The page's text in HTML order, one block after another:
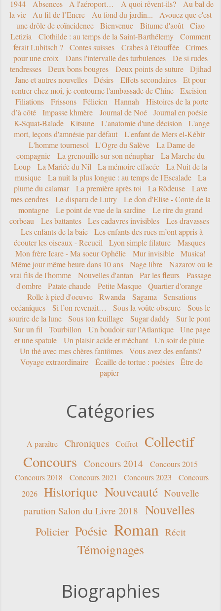
1944 Absences A l'aéroport… A quoi rêvent-ils?
Au bal de
la vie
Au fil de l’Encre Au fond du jardin...
Avouez que c'est
une drôle de coïncidence
Bienvenue Bitume d'août
Ciao
Letizia
Clothilde : au temps de la Saint-Barthélemy
Comment
ferait Lubitsch ?
Contes suisses Crabes à l'étouffée
Crimes
pour une croix
Dans l'intervalle des turbulences
De si rudes
tendresses
Deux bons bougres Deux points de suture
Djihad
Jane et autres nouvelles
Désirs Effets secondaires
Et pour
rentrer chez moi, je contourne l'ambassade de Chine
Excision
Filiations
Frissons Félicien Hannah
Histoires de la porte
d’à côté
Impasse khmère Journal de Noé
Journal en poésie
K-Squat-Balade
Kitsune L'anatomie d'une décision
L'ange
mort, leçons d'amnésie par défaut
L'enfant de Mers el-Kébir
L'homme tournesol
L'Ogre du Salève
La Dame de
compagnie
La grenouille sur son nénuphar
La Marche du
Loup
La Mariée du Nil La mémoire effacée
La Nuit de la
musique
La nuit la plus longue : au temps de l'Escalade
La
plume du calamar
La première après toi La Rôdeuse
Lave
mes cendres
Le disparu de Lutry
Le don d'Elise - Conte de la
montagne
Le point de vue de la sardine
Le rire du grand
corbeau
Les battantes Les cadavres invisibles
Les dravasses
Les enfants de la baie
Les enfants des rues m’ont appris à
écouter les oiseaux - Recueil
Lyon simple filature
Masques
Mon frère Icare - Ma soeur Ophélie
Mur invisible
Musica!
Même jour même heure dans 10 ans
Nage libre
Nazarov ou le
vrai fils de l'homme
Nouvelles d'antan Par les fleurs
Passage
d'ombre
Patate chaude Petite Masque
Quartier d'orange
Rolle à pied d'oeuvre
Rwanda Sagama
Sensations
océaniques
Si l’on revenait… Sous la voûte obscure
Sous le
sourire de la lune
Sous ton feuillage Sugar daddy
Sur le pont
Sur un fil
Tourbillon Un boudoir sur l'Atlantique
Une page
et une spatule
Un plaisir acide et méchant
Un soir de pluie
Un thé avec mes chères fantômes
Vous avez des enfants?
Voyage extraordinaire
Écaille de tortue : poésies
Être de
papier
Catégories
A paraître Chroniques Coffret
Collectif
Concours Concours 2014
Concours 2015
Concours 2018
Concours 2021 Concours 2023
Concours
2026
Historique Nouveauté Nouvelle
parution Salon du Livre 2018 Nouvelles
Policier Poésie Roman Récit
Témoignages
Biographies